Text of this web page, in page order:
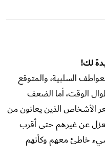
لك!
السلبية، والمتوقع
الوقت، أما الضعف
الأشخاص الذين يعانون من
عن غيرهم حتى أقرب
خاطئ معهم وكأنهم